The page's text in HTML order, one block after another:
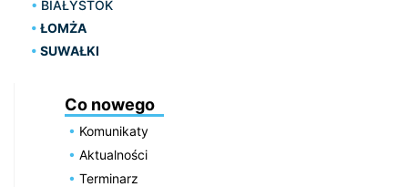
BIAŁYSTOK
ŁOMŻA
SUWAŁKI
Co nowego
Komunikaty
Aktualności
Terminarz